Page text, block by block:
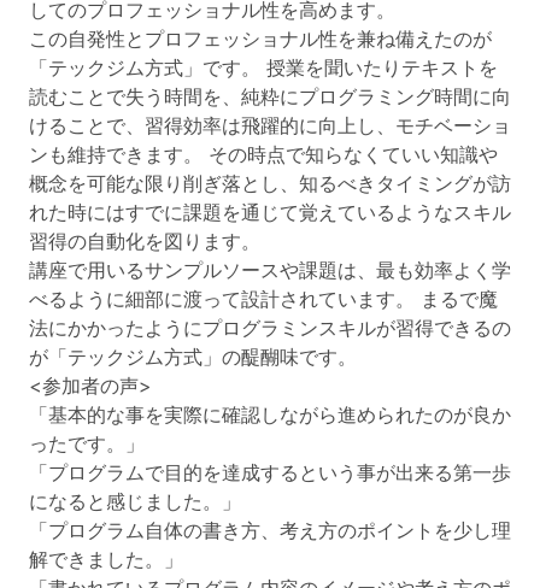
してのプロフェッショナル性を高めます。
この自発性とプロフェッショナル性を兼ね備えたのが
「テックジム方式」です。 授業を聞いたりテキストを
読むことで失う時間を、純粋にプログラミング時間に向
けることで、習得効率は飛躍的に向上し、モチベーショ
ンも維持できます。 その時点で知らなくていい知識や
概念を可能な限り削ぎ落とし、知るべきタイミングが訪
れた時にはすでに課題を通じて覚えているようなスキル
習得の自動化を図ります。
講座で用いるサンプルソースや課題は、最も効率よく学
べるように細部に渡って設計されています。 まるで魔
法にかかったようにプログラミンスキルが習得できるの
が「テックジム方式」の醍醐味です。
<参加者の声>
「基本的な事を実際に確認しながら進められたのが良か
ったです。」
「プログラムで目的を達成するという事が出来る第一歩
になると感じました。」
「プログラム自体の書き方、考え方のポイントを少し理
解できました。」